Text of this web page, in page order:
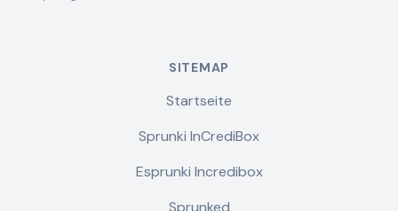
SITEMAP
Startseite
Sprunki InCrediBox
Esprunki Incredibox
Sprunked